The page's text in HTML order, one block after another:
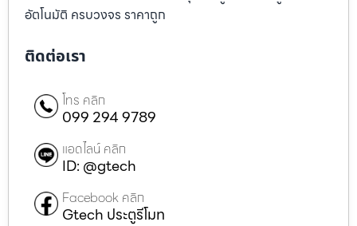
อัตโนมัติ ครบวงจร ราคาถูก
ติดต่อเรา
โทร คลิก
099 294 9789
แอดไลน์ คลิก
ID: @gtech
Facebook คลิก
Gtech ประตูรีโมท